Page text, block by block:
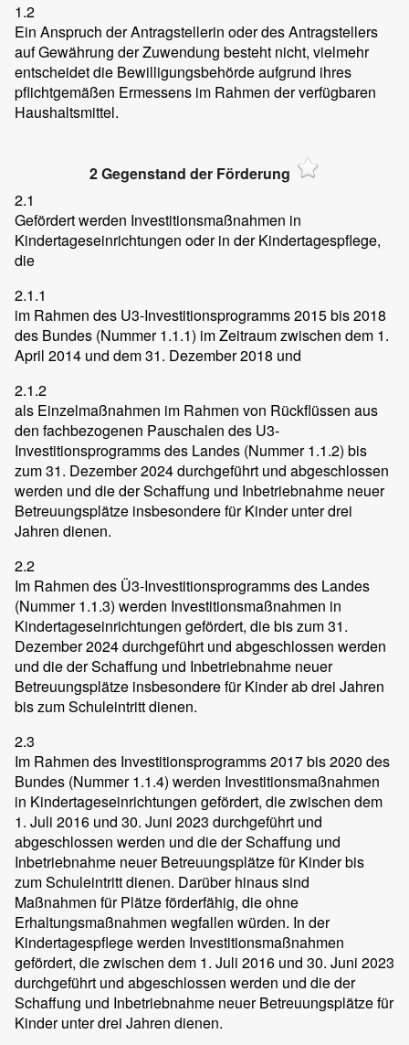
1.2
Ein Anspruch der Antragstellerin oder des Antragstellers
auf Gewährung der Zuwendung besteht nicht, vielmehr
entscheidet die Bewilligungsbehörde aufgrund ihres
pflichtgemäßen Ermessens im Rahmen der verfügbaren
Haushaltsmittel.
2 Gegenstand der Förderung
2.1
Gefördert werden Investitionsmaßnahmen in
Kindertageseinrichtungen oder in der Kindertagespflege,
die
2.1.1
im Rahmen des U3-Investitionsprogramms 2015 bis 2018
des Bundes (Nummer 1.1.1) im Zeitraum zwischen dem 1.
April 2014 und dem 31. Dezember 2018 und
2.1.2
als Einzelmaßnahmen im Rahmen von Rückflüssen aus
den fachbezogenen Pauschalen des U3-
Investitionsprogramms des Landes (Nummer 1.1.2) bis
zum 31. Dezember 2024 durchgeführt und abgeschlossen
werden und die der Schaffung und Inbetriebnahme neuer
Betreuungsplätze insbesondere für Kinder unter drei
Jahren dienen.
2.2
Im Rahmen des Ü3-Investitionsprogramms des Landes
(Nummer 1.1.3) werden Investitionsmaßnahmen in
Kindertageseinrichtungen gefördert, die bis zum 31.
Dezember 2024 durchgeführt und abgeschlossen werden
und die der Schaffung und Inbetriebnahme neuer
Betreuungsplätze insbesondere für Kinder ab drei Jahren
bis zum Schuleintritt dienen.
2.3
Im Rahmen des Investitionsprogramms 2017 bis 2020 des
Bundes (Nummer 1.1.4) werden Investitionsmaßnahmen
in Kindertageseinrichtungen gefördert, die zwischen dem
1. Juli 2016 und 30. Juni 2023 durchgeführt und
abgeschlossen werden und die der Schaffung und
Inbetriebnahme neuer Betreuungsplätze für Kinder bis
zum Schuleintritt dienen. Darüber hinaus sind
Maßnahmen für Plätze förderfähig, die ohne
Erhaltungsmaßnahmen wegfallen würden. In der
Kindertagespflege werden Investitionsmaßnahmen
gefördert, die zwischen dem 1. Juli 2016 und 30. Juni 2023
durchgeführt und abgeschlossen werden und die der
Schaffung und Inbetriebnahme neuer Betreuungsplätze für
Kinder unter drei Jahren dienen.